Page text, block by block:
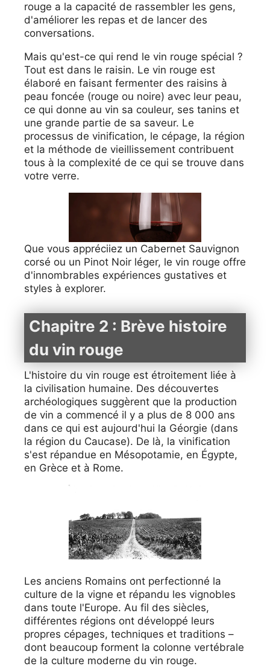
rouge a la capacité de rassembler les gens,
d'améliorer les repas et de lancer des
conversations.
Mais qu'est-ce qui rend le vin rouge spécial ?
Tout est dans le raisin. Le vin rouge est
élaboré en faisant fermenter des raisins à
peau foncée (rouge ou noire) avec leur peau,
ce qui donne au vin sa couleur, ses tanins et
une grande partie de sa saveur. Le
processus de vinification, le cépage, la région
et la méthode de vieillissement contribuent
tous à la complexité de ce qui se trouve dans
votre verre.
Que vous appréciiez un Cabernet Sauvignon
corsé ou un Pinot Noir léger, le vin rouge offre
d'innombrables expériences gustatives et
styles à explorer.
Chapitre 2 : Brève histoire
du vin rouge
L'histoire du vin rouge est étroitement liée à
la civilisation humaine. Des découvertes
archéologiques suggèrent que la production
de vin a commencé il y a plus de 8 000 ans
dans ce qui est aujourd'hui la Géorgie (dans
la région du Caucase). De là, la vinification
s'est répandue en Mésopotamie, en Égypte,
en Grèce et à Rome.
Les anciens Romains ont perfectionné la
culture de la vigne et répandu les vignobles
dans toute l'Europe. Au fil des siècles,
différentes régions ont développé leurs
propres cépages, techniques et traditions –
dont beaucoup forment la colonne vertébrale
de la culture moderne du vin rouge.